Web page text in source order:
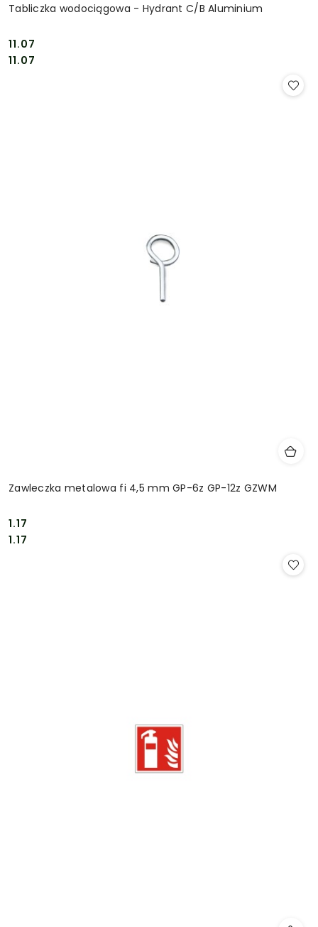
Tabliczka wodociągowa - Hydrant C/B Aluminium
Cena:
11.07
Cena:
11.07
Zawleczka metalowa fi 4,5 mm GP-6z GP-12z GZWM
Cena:
1.17
Cena:
1.17